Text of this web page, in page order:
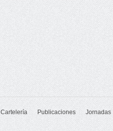
Cartelería Publicaciones Jornadas